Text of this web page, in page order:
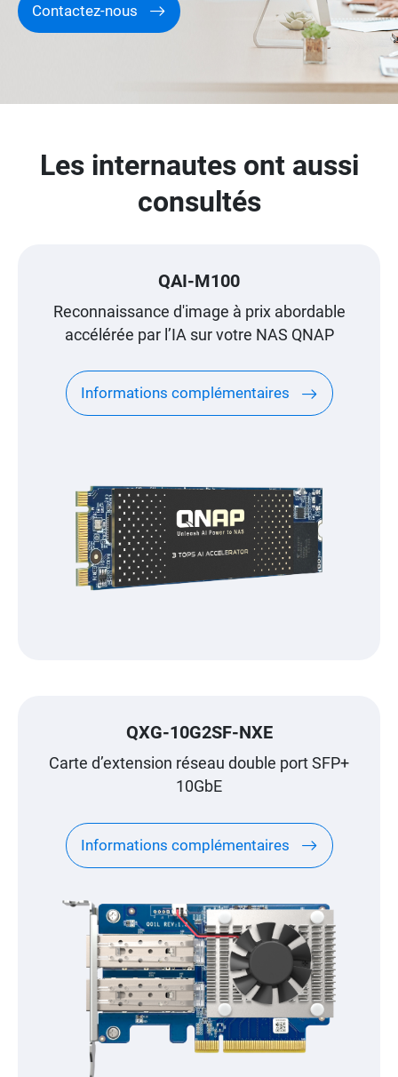
Contactez-nous
Les internautes ont aussi
consultés
QAI-M100
Reconnaissance d'image à prix abordable
accélérée par l’IA sur votre NAS QNAP
Informations complémentaires
QXG-10G2SF-NXE
Carte d’extension réseau double port SFP+
10GbE
Informations complémentaires